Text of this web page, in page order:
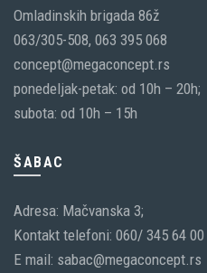
Omladinskih brigada 86ž
063/305-508, 063 395 068
concept@megaconcept.rs
ponedeljak-petak: od 10h – 20h;
subota: od 10h – 15h
ŠABAC
Adresa: Mačvanska 3;
Kontakt telefoni: 060/ 345 64 00
E mail: sabac@megaconcept.rs